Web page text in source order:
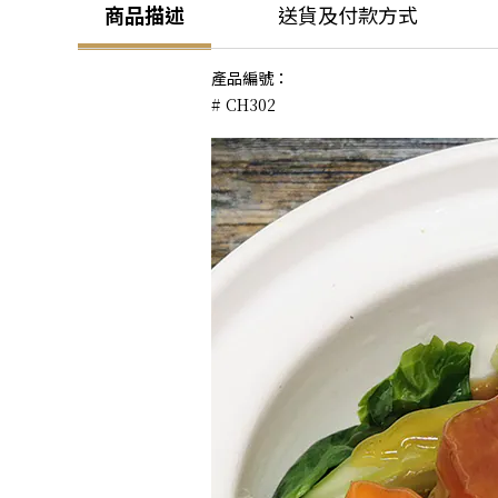
商品描述 送貨及付款方式
產品編號：
# CH302